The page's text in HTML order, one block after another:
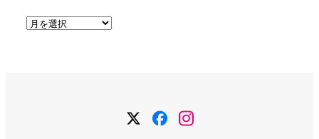
ア
Twitter
Facebook
Instagram